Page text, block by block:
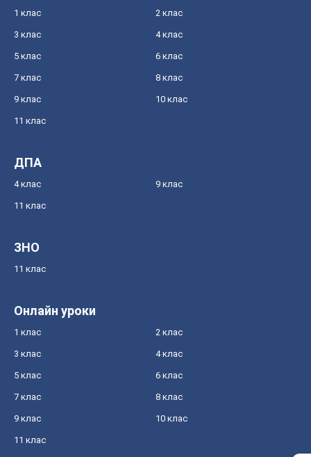
1 клас 2 клас
3 клас 4 клас
5 клас 6 клас
7 клас 8 клас
9 клас 10 клас
11 клас
ДПА
4 клас 9 клас
11 клас
ЗНО
11 клас
Онлайн уроки
1 клас 2 клас
3 клас 4 клас
5 клас 6 клас
7 клас 8 клас
9 клас 10 клас
11 клас